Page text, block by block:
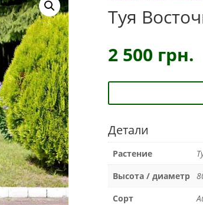
Туя
2 500 грн.
Детали
Растение
Высота / диаметр
Сорт